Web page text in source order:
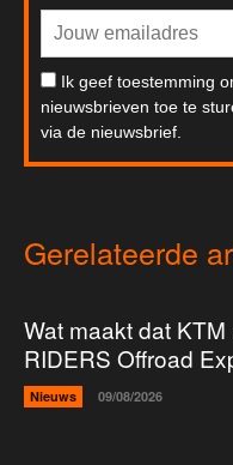
Ik geef toestemming
nieuwsbrieven toe te
via de nieuwsbrief.
Gerelateerde
Wat maakt dat
RIDERS Offroad
Nieuws 09/08/2026